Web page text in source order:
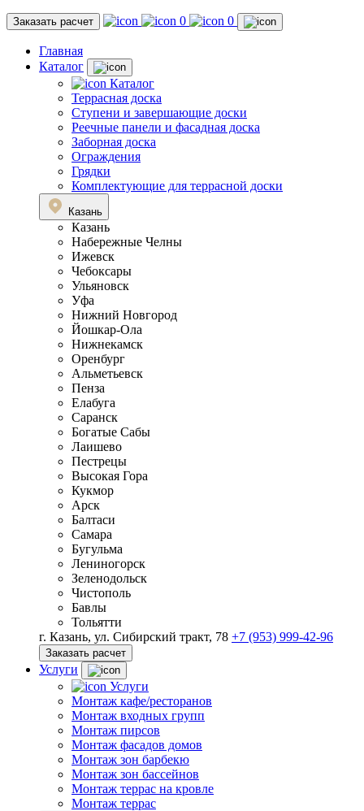
Заказать расчет 0 0
Главная
Каталог
Каталог
Террасная доска
Ступени и завершающие доски
Реечные панели и фасадная доска
Заборная доска
Ограждения
Грядки
Комплектующие для террасной доски
Казань
Казань
Набережные Челны
Ижевск
Чебоксары
Ульяновск
Уфа
Нижний Новгород
Йошкар-Ола
Нижнекамск
Оренбург
Альметьевск
Пенза
Елабуга
Саранск
Богатые Сабы
Лаишево
Пестрецы
Высокая Гора
Кукмор
Арск
Балтаси
Самара
Бугульма
Лениногорск
Зеленодольск
Чистополь
Бавлы
Тольятти
г. Казань, ул. Сибирский тракт, 78 +7 (953) 999-42-96
Заказать расчет
Услуги
Услуги
Монтаж кафе/ресторанов
Монтаж входных групп
Монтаж пирсов
Монтаж фасадов домов
Монтаж зон барбекю
Монтаж зон бассейнов
Монтаж террас на кровле
Монтаж террас